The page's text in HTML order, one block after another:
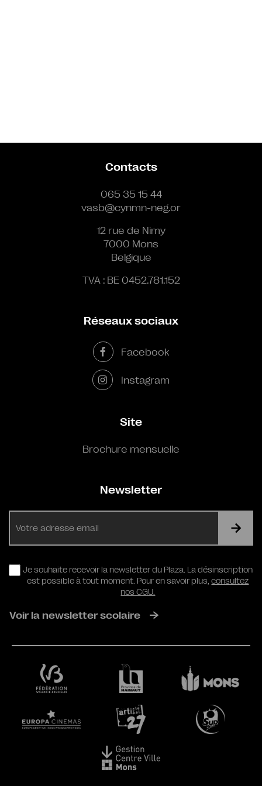
Contacts
065 35 15 44
vasb@cynmn-neg.or
12 rue de Nimy
7000 Mons
Belgique
TVA : BE 0452.781.152
Réseaux sociaux
Facebook
Instagram
Site
Brochure mensuelle
Newsletter
RGPD
Je souhaite recevoir la newsletter du Plaza. La désinscription
est possible à tout moment. Pour en savoir plus,consultez
nos CGU.
Voir la newsletter scolaire